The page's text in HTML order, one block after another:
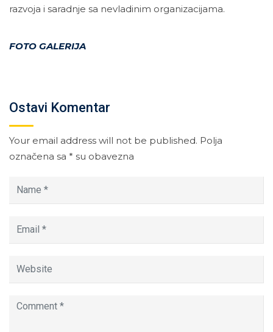
razvoja i saradnje sa nevladinim organizacijama.
FOTO GALERIJA
Ostavi Komentar
Your email address will not be published. Polja
označena sa * su obavezna